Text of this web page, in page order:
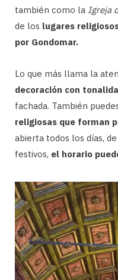
también como la Igreja
de los lugares
por Gondomar.
Lo que más llama la
decoración con
fachada. También
religiosas que forman
abierta todos los días,
festivos, el horario